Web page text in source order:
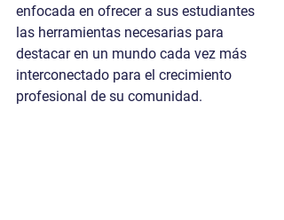
enfocada en ofrecer a sus estudiantes
las herramientas necesarias para
destacar en un mundo cada vez más
interconectado para el crecimiento
profesional de su comunidad.